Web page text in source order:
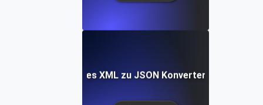
Kostenloses XML zu JSON Konverterungs-Tool